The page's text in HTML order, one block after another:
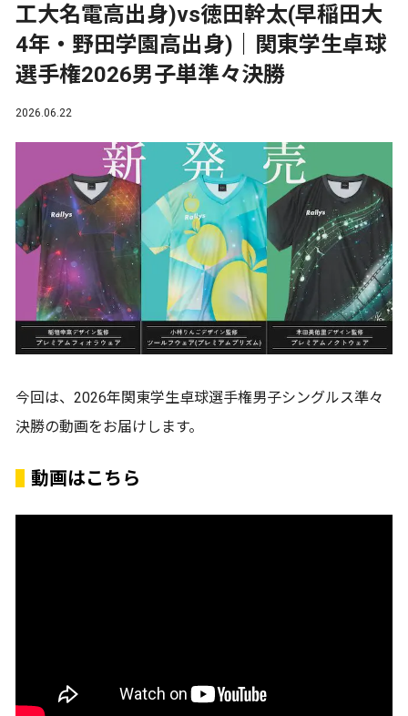
工大名電高出身)vs徳田幹太(早稲田大
4年・野田学園高出身)｜関東学生卓球
選手権2026男子単準々決勝
2026.06.22
今回は、2026年関東学生卓球選手権男子シングルス準々
決勝の動画をお届けします。
動画はこちら